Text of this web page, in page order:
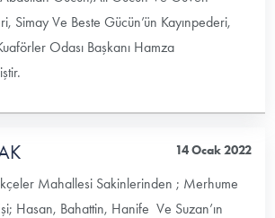
Simay Ve Beste Gücün’ün Kayınpederi,
Odası Başkanı Hamza
14 Ocak 2022
Mahallesi Sakinlerinden ; Merhume
Hasan, Bahattin, Hanife Ve Suzan’ın